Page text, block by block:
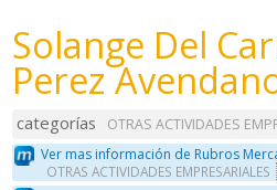
Solange Del
Perez
categorías
OTRAS ACTIVIDADES
Ver mas información de Rubros
OTRAS ACTIVIDADES EMPRESARIALES